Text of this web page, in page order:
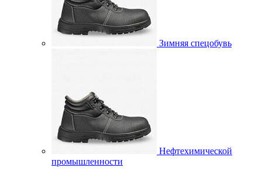
Зимняя спецобувь
Нефтехимической
промышленности